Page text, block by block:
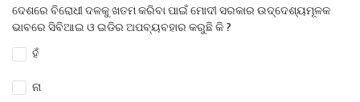
ଦେଶରେ ବିରୋଧୀ ଦଳକୁ ଖତମ କରିବା ପାଇଁ ମୋଦୀ ସରକାର ଉଦ୍ଦେଶ୍ୟମୂଳକ
ଭାବରେ ସିବିଆଇ ଓ ଇଡିର ଅପବ୍ୟବହାର କରୁଛି କି ?
ହଁ
ନା